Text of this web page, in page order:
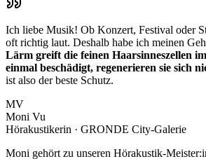
Ich liebe Musik! Ob Konzert, Festival oder
oft richtig laut. Deshalb habe ich meinen
Lärm greift die feinen Haarsinneszellen
einmal beschädigt, regenerieren sie sich
ist also der beste Schutz.
MV
Moni Vu
Hörakustikerin · GRONDE City-Galerie
Moni gehört zu unseren Hörakustik-